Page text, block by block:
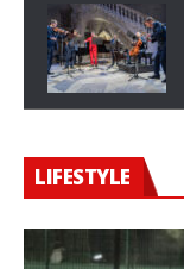
LIFESTYLE